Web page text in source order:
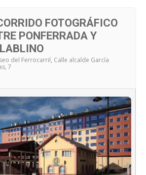
FOTOGRÁFICO
PONFERRADA Y
del Ferrocarril, Calle alcalde García
7